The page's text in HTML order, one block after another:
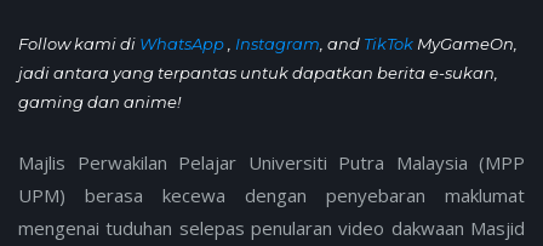
Follow kami di WhatsApp Instagram , and TikTok MyGameOn,
jadi antara yang terpantas untuk dapatkan berita e-sukan,
gaming dan anime!
Majlis Perwakilan Pelajar Universiti Putra Malaysia (MPP
UPM) berasa kecewa dengan penyebaran maklumat
mengenai tuduhan selepas penularan video dakwaan Masjid